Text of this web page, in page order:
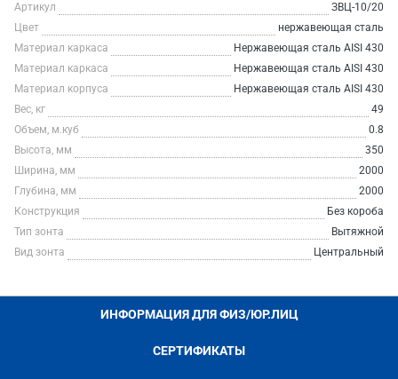
Артикул
ЗВЦ-10/20
Цвет
нержавеющая сталь
Материал каркаса
Нержавеющая сталь AISI 430
Материал каркаса
Нержавеющая сталь AISI 430
Материал корпуса
Нержавеющая сталь AISI 430
Вес, кг
49
Объем, м.куб
0.8
Высота, мм
350
Ширина, мм
2000
Глубина, мм
2000
Конструкция
Без короба
Тип зонта
Вытяжной
Вид зонта
Центральный
ИНФОРМАЦИЯ ДЛЯ ФИЗ/ЮР.ЛИЦ
СЕРТИФИКАТЫ